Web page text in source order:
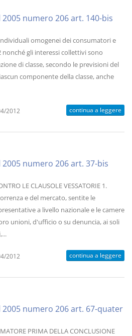
numero 206 art. 140-bis
omogenei dei consumatori e
gli interessi collettivi sono
di classe, secondo le previsioni del
componente della classe, anche
2012 continua a leggere
numero 206 art. 37-bis
LE CLAUSOLE VESSATORIE 1.
e del mercato, sentite le
a livello nazionale e le camere
unioni, d'ufficio o su denuncia, ai soli
2012 continua a leggere
numero 206 art. 67-quater
PRIMA DELLA CONCLUSIONE